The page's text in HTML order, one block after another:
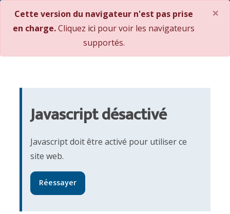
Cette version du navigateur n'est pas prise
en charge.Cliquez ici pour voir les navigateurs
supportés.
×
Javascript désactivé
Javascript doit être activé pour utiliser ce
site web.
Réessayer